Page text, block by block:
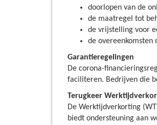
doorlopen van de
de maatregel tot
de vrijstelling voor
de overeenkomsten
Garantieregelingen
De corona-
faciliteren. Bedrijven die
Terugkeer
De Werktijdverkorting
biedt ondersteuning aan